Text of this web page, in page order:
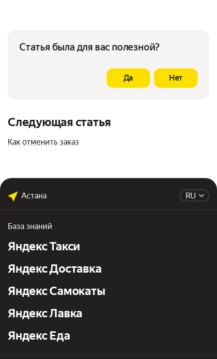
Статья была для вас полезной?
Да Нет
Следующая статья
Как отменить заказ
RU
Астана
База знаний
Яндекс Такси
Яндекс Доставка
Яндекс Самокаты
Яндекс Лавка
Яндекс Еда